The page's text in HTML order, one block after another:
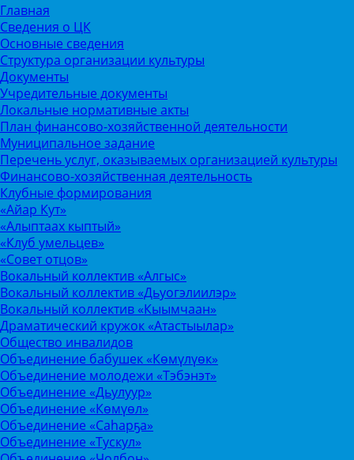
Главная
Сведения о ЦК
Основные сведения
Структура организации культуры
Документы
Учредительные документы
Локальные нормативные акты
План финансово-хозяйственной деятельности
Муниципальное задание
Перечень услуг, оказываемых организацией культуры
Финансово-хозяйственная деятельность
Клубные формирования
«Айар Кут»
«Алыптаах кыптый»
«Клуб умельцев»
«Совет отцов»
Вокальный коллектив «Алгыс»
Вокальный коллектив «Дьуогэлиилэр»
Вокальный коллектив «Кыымчаан»
Драматический кружок «Атастыылар»
Общество инвалидов
Объединение бабушек «Көмүлүөк»
Объединение молодежи «Тэбэнэт»
Объединение «Дьулуур»
Объединение «Көмүөл»
Объединение «Саhарҕа»
Объединение «Тускул»